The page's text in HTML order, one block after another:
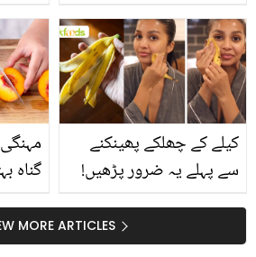
سے
کیا؟
بتائے راز
گناہ
کیوں
کیلے کے چھلکے پھینکنے
سے پہلے یہ ضرور پڑھیں!
سستا اور قدرتی حلMORE ARTICLES